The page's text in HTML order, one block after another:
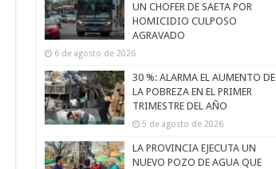
UN CHOFER DE SAETA POR
HOMICIDIO CULPOSO
AGRAVADO
6 de agosto de 2026
30 %: ALARMA EL AUMENTO DE
LA POBREZA EN EL PRIMER
TRIMESTRE DEL AÑO
5 de agosto de 2026
LA PROVINCIA EJECUTA UN
NUEVO POZO DE AGUA QUE